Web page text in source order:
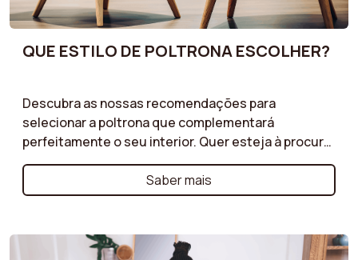
QUE ESTILO DE POLTRONA ESCOLHER?
Descubra as nossas recomendações para
selecionar a poltrona que complementará
perfeitamente o seu interior. Quer esteja à procura
de uma poltrona de estilo escandinavo elegante,
um modelo vintage cheio de personalidade ou uma
poltrona clássica intemporal, orientamo-lo através
Saber mais